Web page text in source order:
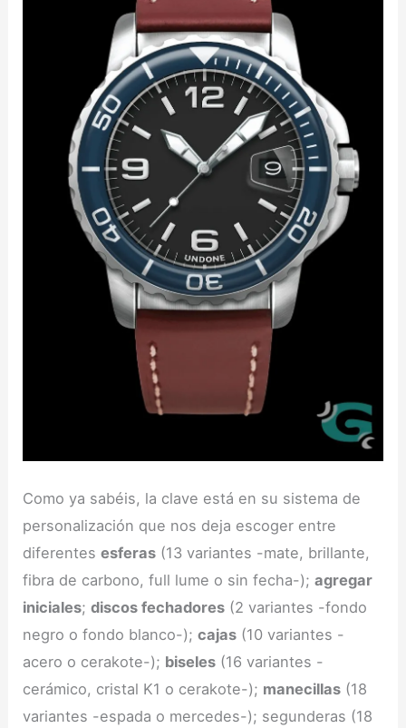
Como ya sabéis, la clave está en su sistema de
personalización que nos deja escoger entre
diferentesesferas (13 variantes -mate, brillante,
fibra de carbono, full lume o sin fecha-);agregar
iniciales;discos fechadores (2 variantes -fondo
negro o fondo blanco-);cajas (10 variantes -
acero o cerakote-); biseles (16 variantes -
cerámico, cristal K1 o cerakote-); manecillas (18
variantes -espada o mercedes-); segunderas (18